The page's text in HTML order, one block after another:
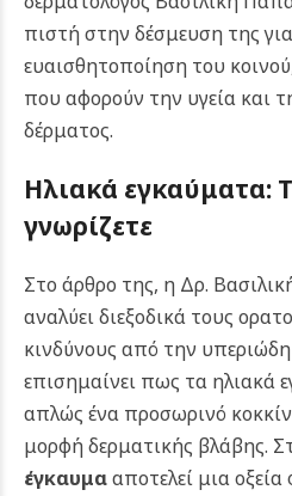
πιστή στην δέσμευση της
ευαισθητοποίηση του
που αφορούν την υγεία και
δέρματος.
Ηλιακά εγκαύματα:
γνωρίζετε
Στο άρθρο της, η Δρ.
αναλύει διεξοδικά τους
κινδύνους από την
επισημαίνει πως τα ηλιακά
απλώς ένα προσωρινό
μορφή δερματικής βλάβης.
έγκαυμααποτελεί μια